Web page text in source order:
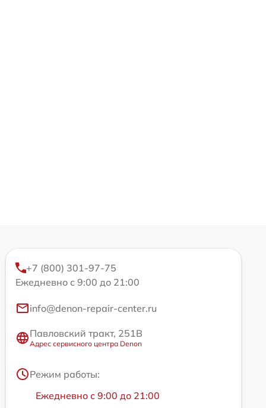
+7 (800) 301-97-75
Ежедневно с 9:00 до 21:00
info@denon-repair-center.ru
Павловский тракт, 251В
Адрес сервисного центра Denon
Режим работы:
Ежедневно с 9:00 до 21:00